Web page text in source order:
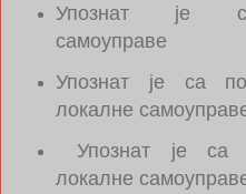
Упознат је
самоуправе
Упознат је са
локалне
Упознат је са
локалне